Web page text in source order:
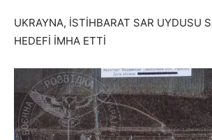
UKRAYNA, İSTİHBARAT SAR UYDUSU
HEDEFİ İMHA ETTİ